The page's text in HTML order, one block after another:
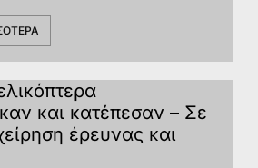
και κατέπεσαν – Σε
έρευνας και